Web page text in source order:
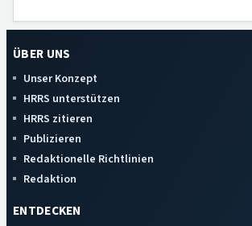
ÜBER UNS
Unser Konzept
HRRS unterstützen
HRRS zitieren
Publizieren
Redaktionelle Richtlinien
Redaktion
ENTDECKEN